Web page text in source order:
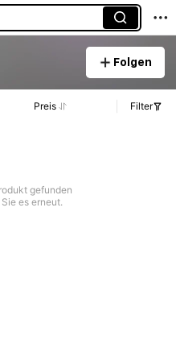
Folgen
Preis Filter
gefunden
es erneut.